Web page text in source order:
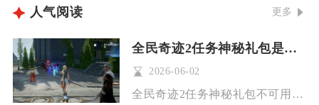
人气阅读 更多
全民奇迹2任务神秘礼包是否可以用于充值
2026-06-02
全民奇迹2任务神秘礼包不可用于充值，仅能兑换游戏内绑定道具与...